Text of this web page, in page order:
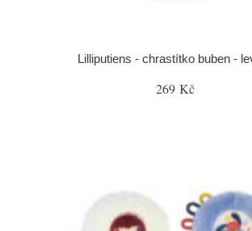
Lilliputiens - chrastítko buben -
269 Kč